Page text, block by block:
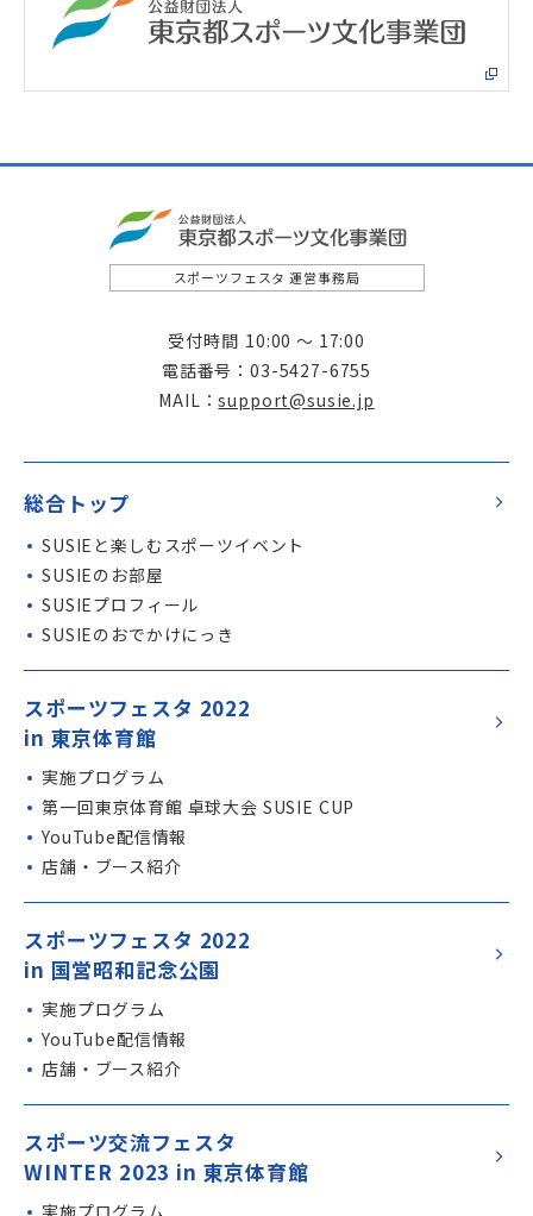
スポーツフェスタ 運営事務局
受付時間 10:00 ～ 17:00
電話番号
03-5427-6755
MAIL
support@susie.jp
総合トップ
SUSIE と楽しむスポーツイベント
SUSIEのお部屋
SUSIEプロフィール
SUSIEのおでかけにっき
スポーツフェスタ 2022
in 東京体育館
実施プログラム
第一回東京体育館 卓球大会 SUSIE CUP
YouTube配信情報
店舗・ブース紹介
スポーツフェスタ 2022
in 国営昭和記念公園
実施プログラム
YouTube配信情報
店舗・ブース紹介
スポーツ交流フェスタ
WINTER 2023 in 東京体育館